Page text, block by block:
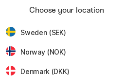
Choose your location
Sweden (SEK)
Norway (NOK)
Denmark (DKK)